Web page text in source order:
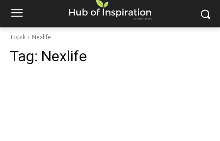
Topik Nexlife
Tag: Nexlife